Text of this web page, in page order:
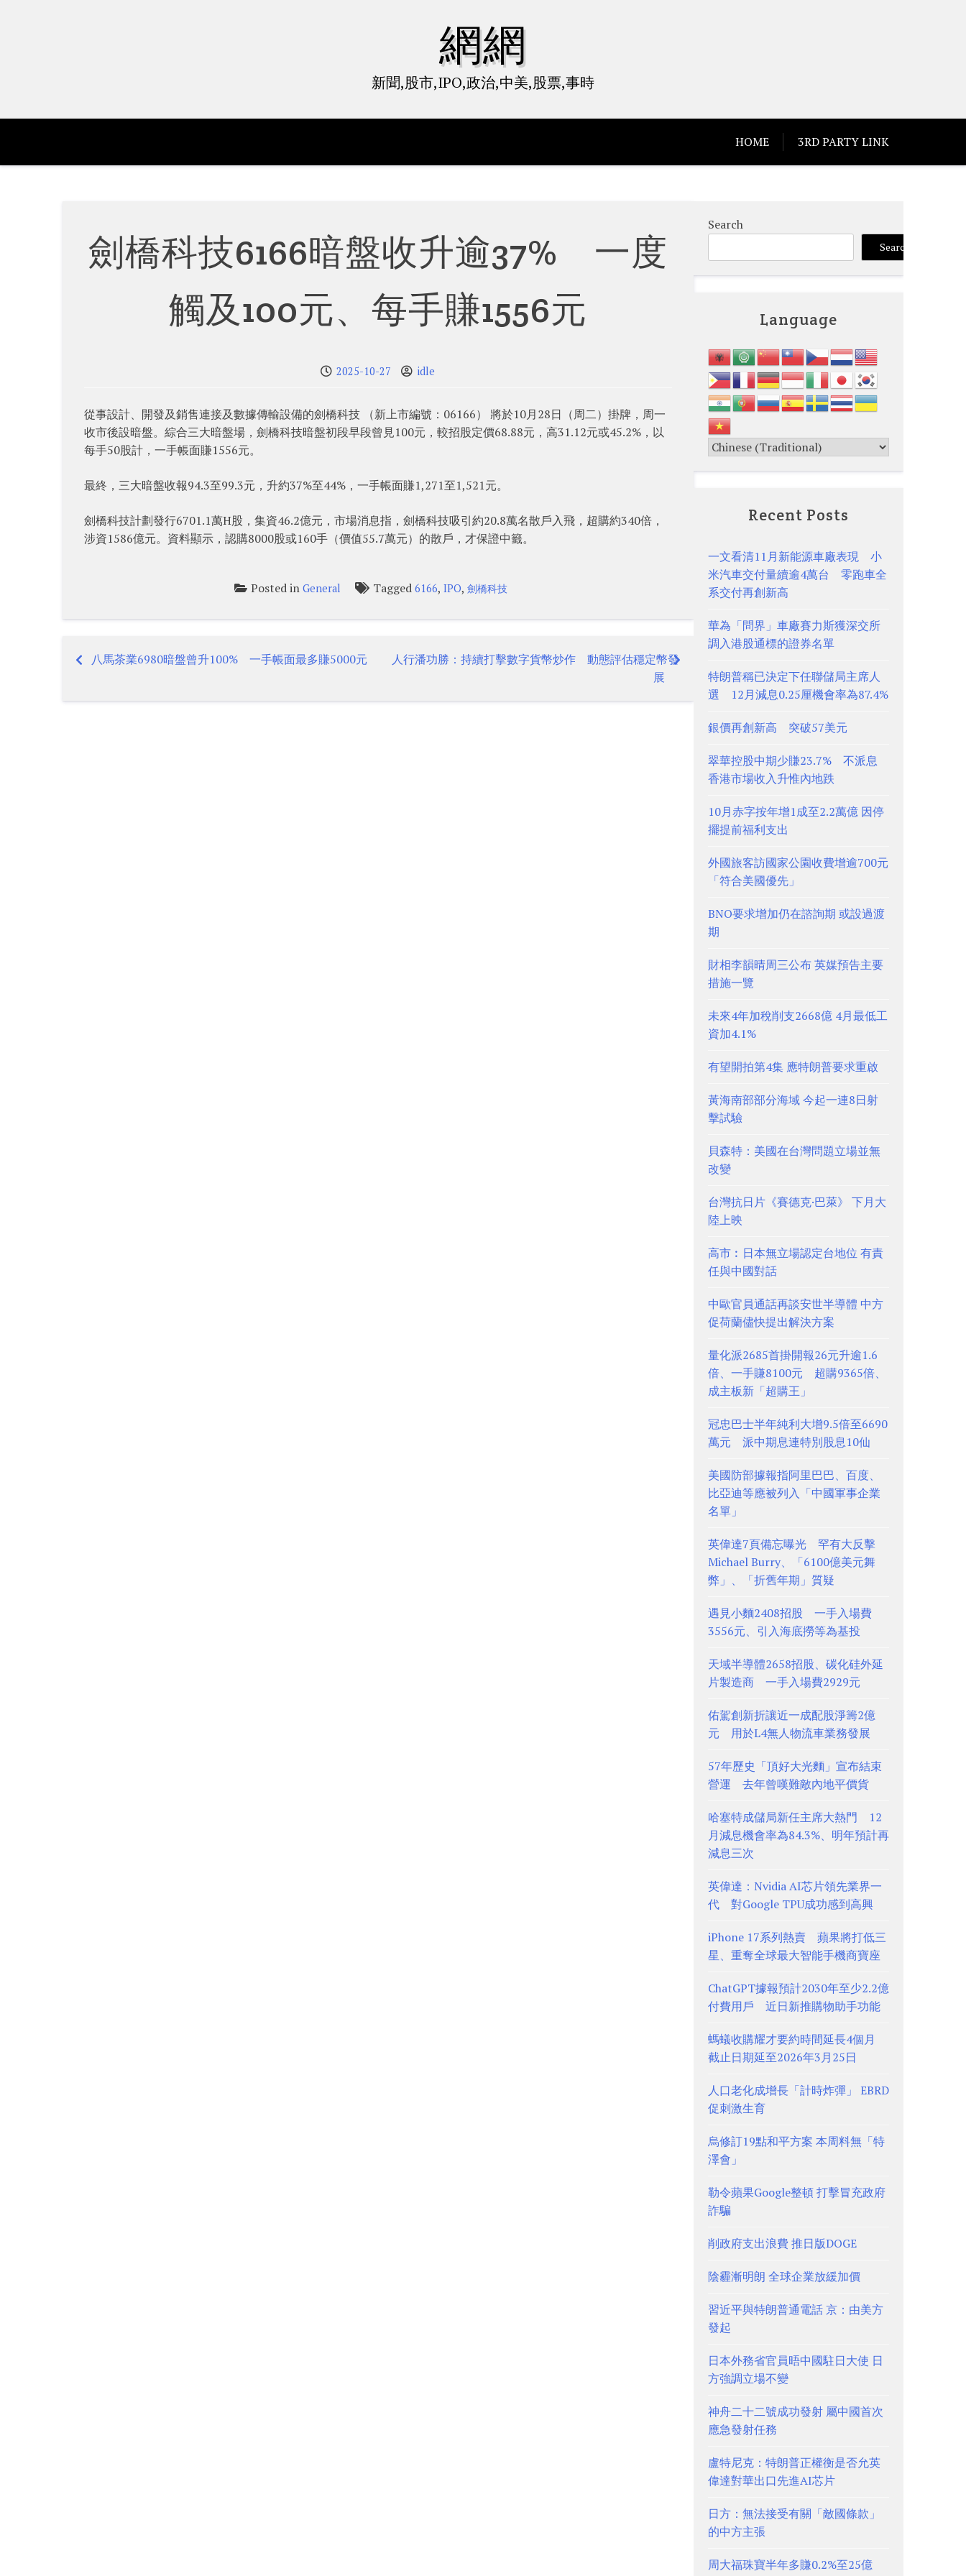
網網
新聞,股市,IPO,政治,中美,股票,事時
HOME 3RD PARTY LINK
劍橋科技6166暗盤收升逾37% 一度
觸及100元、每手賺1556元
2025-10-27 idle
從事設計、開發及銷售連接及數據傳輸設備的劍橋科技 （新上市編號：06166） 將於10月28日（周二）掛牌，周一
收市後設暗盤。綜合三大暗盤場，劍橋科技暗盤初段早段曾見100元，較招股定價68.88元，高31.12元或45.2%，以
每手50股計，一手帳面賺1556元。
最終，三大暗盤收報94.3至99.3元，升約37%至44%，一手帳面賺1,271至1,521元。
劍橋科技計劃發行6701.1萬H股，集資46.2億元，市場消息指，劍橋科技吸引約20.8萬名散戶入飛，超購約340倍，
涉資1586億元。資料顯示，認購8000股或160手（價值55.7萬元）的散戶，才保證中籤。
Posted in General Tagged 6166, IPO, 劍橋科技
Post
navigation
八馬茶業6980暗盤曾升100% 一手帳面最多賺5000元
人行潘功勝：持續打擊數字貨幣炒作 動態評估穩定幣發
展
Search
Search
Language
Recent Posts
一文看清11月新能源車廠表現 小
米汽車交付量續逾4萬台 零跑車全
系交付再創新高
華為「問界」車廠賽力斯獲深交所
調入港股通標的證券名單
特朗普稱已決定下任聯儲局主席人
選 12月減息0.25厘機會率為87.4%
銀價再創新高 突破57美元
翠華控股中期少賺23.7% 不派息
香港市場收入升惟內地跌
10月赤字按年增1成至2.2萬億 因停
擺提前福利支出
外國旅客訪國家公園收費增逾700元
「符合美國優先」
BNO要求增加仍在諮詢期 或設過渡
期
財相李韻晴周三公布 英媒預告主要
措施一覽
未來4年加稅削支2668億 4月最低工
資加4.1%
有望開拍第4集 應特朗普要求重啟
黃海南部部分海域 今起一連8日射
擊試驗
貝森特：美國在台灣問題立場並無
改變
台灣抗日片《賽德克·巴萊》 下月大
陸上映
高市︰日本無立場認定台地位 有責
任與中國對話
中歐官員通話再談安世半導體 中方
促荷蘭儘快提出解決方案
量化派2685首掛開報26元升逾1.6
倍、一手賺8100元 超購9365倍、
成主板新「超購王」
冠忠巴士半年純利大增9.5倍至6690
萬元 派中期息連特別股息10仙
美國防部據報指阿里巴巴、百度、
比亞迪等應被列入「中國軍事企業
名單」
英偉達7頁備忘曝光 罕有大反擊
Michael Burry、「6100億美元舞
弊」、「折舊年期」質疑
遇見小麵2408招股 一手入場費
3556元、引入海底撈等為基投
天域半導體2658招股、碳化硅外延
片製造商 一手入場費2929元
佑駕創新折讓近一成配股淨籌2億
元 用於L4無人物流車業務發展
57年歷史「頂好大光麵」宣布結束
營運 去年曾嘆難敵內地平價貨
哈塞特成儲局新任主席大熱門 12
月減息機會率為84.3%、明年預計再
減息三次
英偉達：Nvidia AI芯片領先業界一
代 對Google TPU成功感到高興
iPhone 17系列熱賣 蘋果將打低三
星、重奪全球最大智能手機商寶座
ChatGPT據報預計2030年至少2.2億
付費用戶 近日新推購物助手功能
螞蟻收購耀才要約時間延長4個月
截止日期延至2026年3月25日
人口老化成增長「計時炸彈」 EBRD
促刺激生育
烏修訂19點和平方案 本周料無「特
澤會」
勒令蘋果Google整頓 打擊冒充政府
詐騙
削政府支出浪費 推日版DOGE
陰霾漸明朗 全球企業放緩加價
習近平與特朗普通電話 京：由美方
發起
日本外務省官員晤中國駐日大使 日
方強調立場不變
神舟二十二號成功發射 屬中國首次
應急發射任務
盧特尼克：特朗普正權衡是否允英
偉達對華出口先進AI芯片
日方：無法接受有關「敵國條款」
的中方主張
周大福珠寶半年多賺0.2%至25億